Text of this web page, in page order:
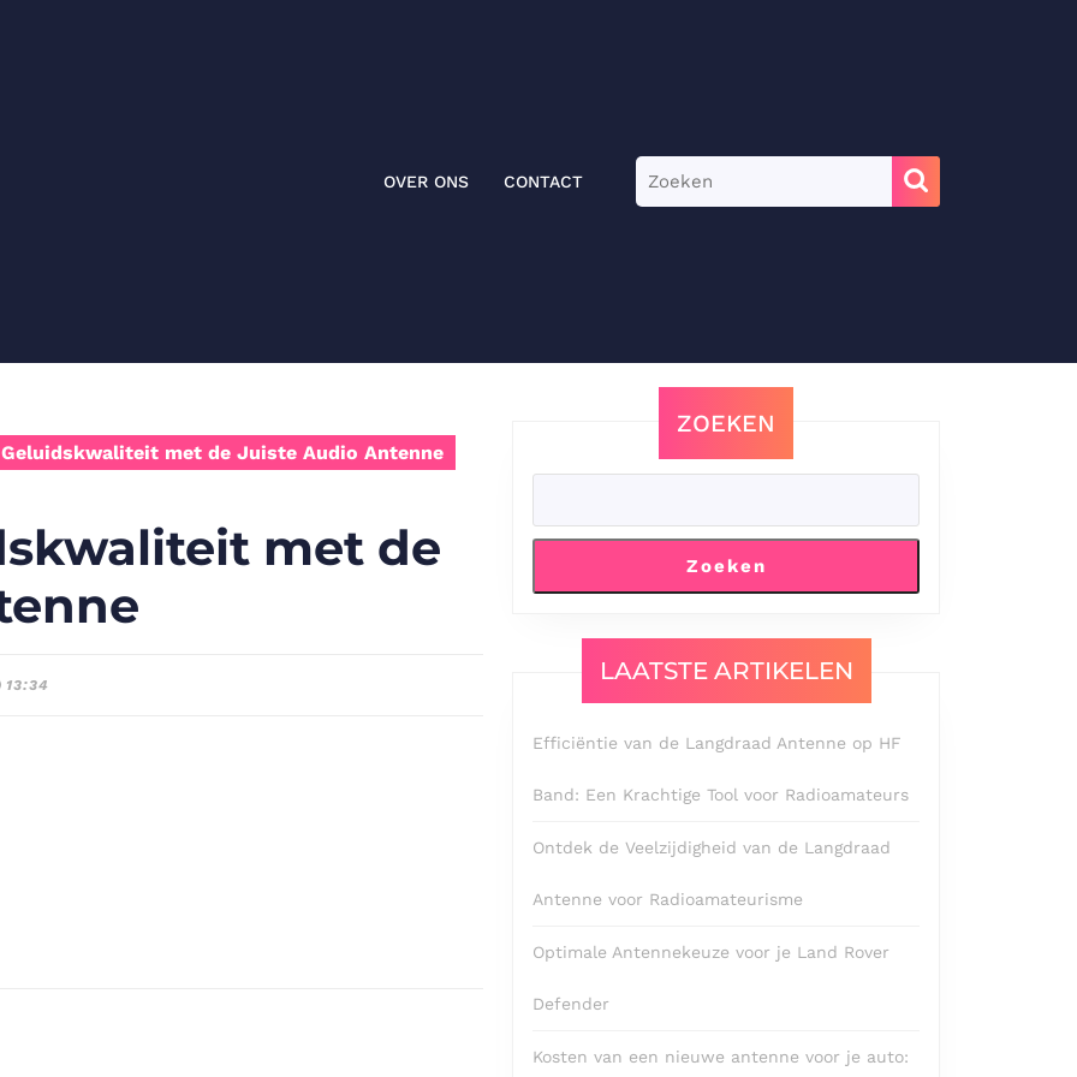
OVER ONS CONTACT
Zoek
naar:
met de Juiste Audio Antenne
met de
13:34
ZOEKEN
Zoeken
LAATSTE ARTIKELEN
Efficiëntie van de Langdraad Antenne op HF
Band: Een Krachtige Tool voor Radioamateurs
Ontdek de Veelzijdigheid van de Langdraad
Antenne voor Radioamateurisme
Optimale Antennekeuze voor je Land Rover
Defender
Kosten van een nieuwe antenne voor je auto: